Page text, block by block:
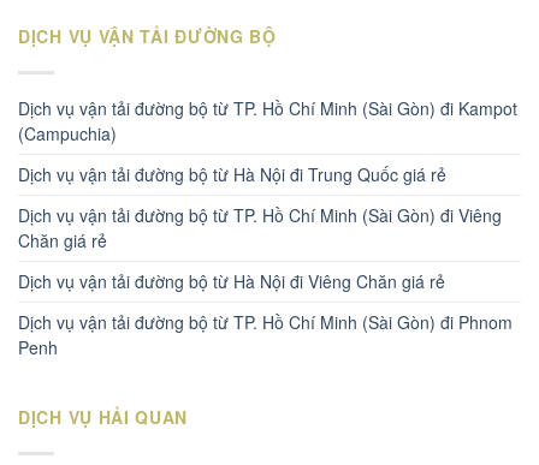
DỊCH VỤ VẬN TẢI ĐƯỜNG BỘ
Dịch vụ vận tải đường bộ từ TP. Hồ Chí Minh (Sài Gòn) đi Kampot
(Campuchia)
Dịch vụ vận tải đường bộ từ Hà Nội đi Trung Quốc giá rẻ
Dịch vụ vận tải đường bộ từ TP. Hồ Chí Minh (Sài Gòn) đi Viêng
Chăn giá rẻ
Dịch vụ vận tải đường bộ từ Hà Nội đi Viêng Chăn giá rẻ
Dịch vụ vận tải đường bộ từ TP. Hồ Chí Minh (Sài Gòn) đi Phnom
Penh
DỊCH VỤ HẢI QUAN